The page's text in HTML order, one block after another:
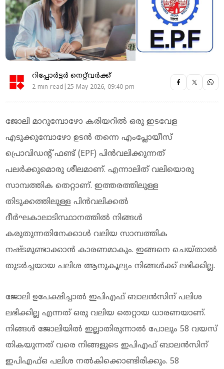
റിപ്പോർട്ടർ നെറ്റ്‌വര്‍ക്ക്‌
2 min read|25 May 2026, 09:40 pm
ജോലി മാറുമ്പോഴോ കരിയറില്‍ ഒരു ഇടവേള
എടുക്കുമ്പോഴോ ഉടന്‍ തന്നെ എംപ്ലോയീസ്
പ്രൊവിഡന്റ് ഫണ്ട് (EPF) പിന്‍വലിക്കുന്നത്
പലര്‍ക്കുമൊരു ശീലമാണ്. എന്നാലിത് വലിയൊരു
സാമ്പത്തിക തെറ്റാണ്. ഇത്തരത്തിലുള്ള
തിടുക്കത്തിലുള്ള പിന്‍വലിക്കല്‍
ദീര്‍ഘകാലാടിസ്ഥാനത്തില്‍ നിങ്ങള്‍
കരുതുന്നതിനേക്കാള്‍ വലിയ സാമ്പത്തിക
നഷ്ടമുണ്ടാക്കാന്‍ കാരണമാകും. ഇങ്ങനെ ചെയ്താല്‍
തുടര്‍ച്ചയായ പലിശ ആനുകൂല്യം നിങ്ങള്‍ക്ക് ലഭിക്കില്ല.
ജോലി ഉപേക്ഷിച്ചാല്‍ ഇപിഎഫ് ബാലന്‍സിന് പലിശ
ലഭിക്കില്ല എന്നത് ഒരു വലിയ തെറ്റായ ധാരണയാണ്.
നിങ്ങള്‍ ജോലിയില്‍ ഇല്ലാതിരുന്നാല്‍ പോലും 58 വയസ്
തികയുന്നത് വരെ നിങ്ങളുടെ ഇപിഎഫ് ബാലന്‍സിന്
ഇപിഎഫ്ഒ പലിശ നല്‍കിക്കൊണ്ടിരിക്കും. 58